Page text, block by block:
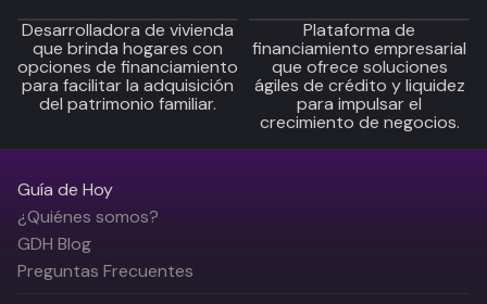
Desarrolladora de vivienda
que brinda hogares con
opciones de financiamiento
para facilitar la adquisición
del patrimonio familiar.
Plataforma de
financiamiento empresarial
que ofrece soluciones
ágiles de crédito y liquidez
para impulsar el
crecimiento de negocios.
Guía de Hoy
¿Quiénes somos?
GDH Blog
Preguntas Frecuentes